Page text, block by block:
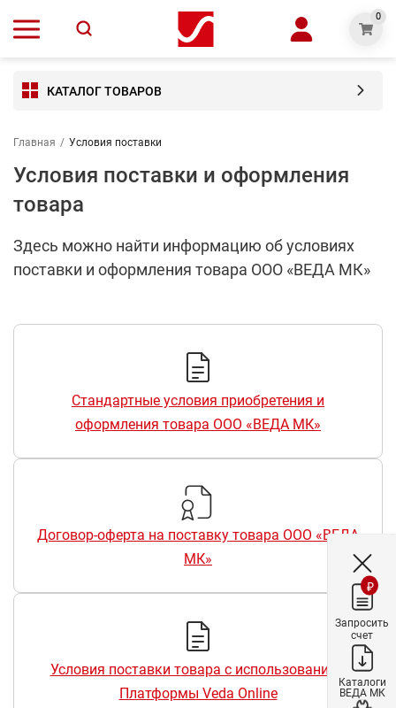
0
КАТАЛОГ ТОВАРОВ
Главная / Условия поставки
Условия поставки и оформления
товара
Здесь можно найти информацию об условиях
поставки и оформления товара ООО «ВЕДА МК»
Стандартные условия приобретения и
оформления товара ООО «ВЕДА МК»
Договор-оферта на поставку товара ООО «ВЕДА
МК»
Условия поставки товара с использованием
Платформы Veda Online
₽
Запросить
счет
Каталоги
ВЕДА МК